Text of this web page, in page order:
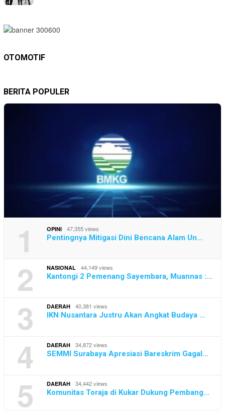
OTOMOTIF
BERITA POPULER
1 OPINI 47,355 views
Pentingnya Mitigasi Dini Bencana Alam Un…
2 NASIONAL 44,149 views
Kantongi 2 Pemenang Sayembara, Muannas :…
3 DAERAH 40,381 views
IKN Nusantara Justru Akan Angkat Budaya …
4 DAERAH 34,872 views
SEMMI Surabaya Apresiasi Bareskrim Gagal…
5 DAERAH 34,442 views
Komunitas Toraja di Kukar Dukung Pembang…